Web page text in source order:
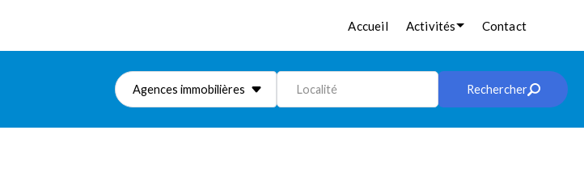
Accueil Activités Contact
Agences immobilières Localité Rechercher